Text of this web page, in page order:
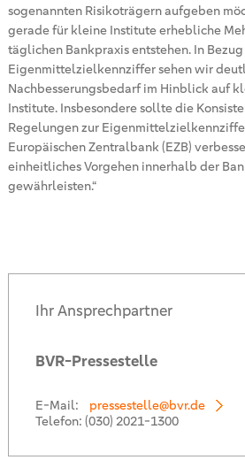
sogenannten Risikoträgern aufgeben
gerade für kleine Institute erhebliche
täglichen Bankpraxis entstehen. In
Eigenmittelzielkennziffer sehen wir
Nachbesserungsbedarf im Hinblick auf
Institute. Insbesondere sollte die
Regelungen zur
Europäischen Zentralbank (EZB)
einheitliches Vorgehen innerhalb der
gewährleisten.“
Ihr Ansprechpartner
BVR-Pressestelle
E-Mail:
pressestelle@bvr.de
Telefon: (030) 2021-1300